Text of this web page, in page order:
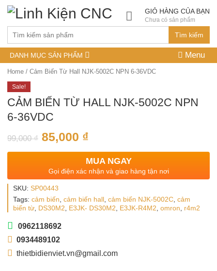
Tìm kiếm
GIỎ HÀNG CỦA BẠN
Chưa có sản phẩm
DANH MỤC SẢN PHẨM Menu
Home / Cảm Biến Từ Hall NJK-5002C NPN 6-36VDC
Sale!
CẢM BIẾN TỪ HALL NJK-5002C NPN
6-36VDC
99,000₫ 85,000 ₫
MUA NGAY
Gọi điện xác nhận và giao hàng tận nơi
SKU: SP00443
Tags: cảm biến, cảm biến hall, cảm biến NJK-5002C, cảm
biến từ, DS30M2, E3JK- DS30M2, E3JK-R4M2, omron, r4m2
0962118692
0934489102
thietbidienviet.vn@gmail.com